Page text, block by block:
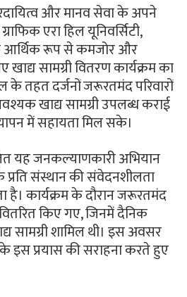
और मानव सेवा के अपने
एरा हिल यूनिवर्सिटी,
के आर्थिक रूप से कमजोर और
सामग्री वितरण कार्यक्रम का
तहत दर्जनों जरूरतमंद परिवारों
खाद्य सामग्री उपलब्ध कराई
में सहायता मिल सके।
यह जनकल्याणकारी अभियान
संस्थान की संवेदनशीलता
है। कार्यक्रम के दौरान जरूरतमंद
किए गए, जिनमें दैनिक
सामग्री शामिल थी। इस अवसर
के इस प्रयास की सराहना करते हुए